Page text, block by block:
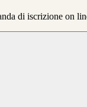
di iscrizione on